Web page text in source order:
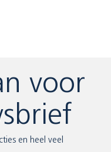
voor
en heel veel